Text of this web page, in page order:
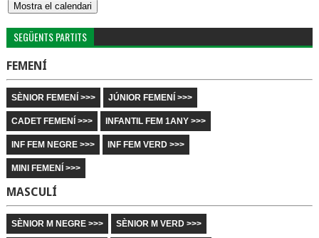
SEGÜENTS PARTITS
FEMENÍ
SÈNIOR FEMENÍ >>> JÚNIOR FEMENÍ >>>
CADET FEMENÍ >>> INFANTIL FEM 1ANY >>>
INF FEM NEGRE >>> INF FEM VERD >>>
MINI FEMENÍ >>>
MASCULÍ
SÈNIOR M NEGRE >>> SÈNIOR M VERD >>>